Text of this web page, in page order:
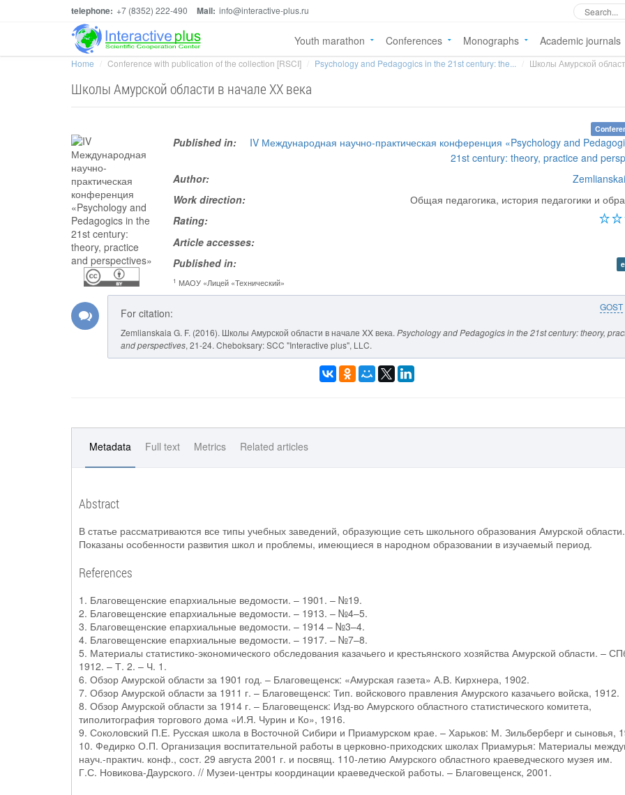
telephone: +7 (8352) 222-490 Mail: info@interactive-plus.ru
Youth marathon Conferences Monographs Academic journals
Home Conference with publication of the collection [RSCI] Psychology and Pedagogics in the 21st century: the... Школы Амурской
Школы Амурской области в начале XX века
Published in:
IV Международная научно-практическая конференция «Psychology and
21st century: theory, practice and
Author:
Work direction:
Общая педагогика, история педагогики и
Rating:
Article accesses:
Published in:
1 МАОУ «Лицей «Технический»
GOST
For citation:
Zemlianskaia G. F. (2016). Школы Амурской области в начале XX века. Psychology and Pedagogics in the 21st century: theory,
and perspectives, 21-24. Cheboksary: SCC "Interactive plus", LLC.
Metadata Full text Metrics Related articles
Abstract
В статье рассматриваются все типы учебных заведений, образующие сеть школьного образования Амурской области.
Показаны особенности развития школ и проблемы, имеющиеся в народном образовании в изучаемый период.
References
1. Благовещенские епархиальные ведомости. – 1901. – №19.
2. Благовещенские епархиальные ведомости. – 1913. – №4–5.
3. Благовещенские епархиальные ведомости. – 1914 – №3–4.
4. Благовещенские епархиальные ведомости. – 1917. – №7–8.
5. Материалы статистико-экономического обследования казачьего и крестьянского хозяйства Амурской области. –
1912. – Т. 2. – Ч. 1.
6. Обзор Амурской области за 1901 год. – Благовещенск: «Амурская газета» А.В. Кирхнера, 1902.
7. Обзор Амурской области за 1911 г. – Благовещенск: Тип. войскового правления Амурского казачьего войска, 1912.
8. Обзор Амурской области за 1914 г. – Благовещенск: Изд-во Амурского областного статистического комитета,
типолитография торгового дома «И.Я. Чурин и Ко», 1916.
9. Соколовский П.Е. Русская школа в Восточной Сибири и Приамурском крае. – Харьков: М. Зильберберг и сыновья,
10. Федирко О.П. Организация воспитательной работы в церковно-приходских школах Приамурья: Материалы
науч.-практич. конф., сост. 29 августа 2001 г. и посвящ. 110-летию Амурского областного краеведческого музея им.
Г.С. Новикова-Даурского. // Музеи-центры координации краеведческой работы. – Благовещенск, 2001.